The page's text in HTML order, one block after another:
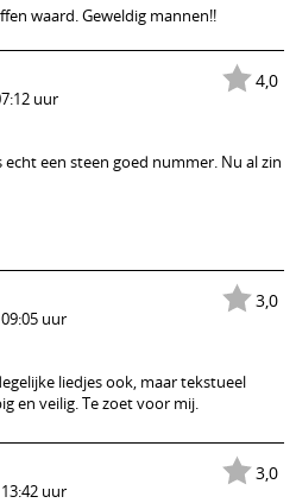
waard. Geweldig mannen!!
4,0
uur
een steen goed nummer. Nu al zin
3,0
uur
liedjes ook, maar tekstueel
en veilig. Te zoet voor mij.
3,0
uur